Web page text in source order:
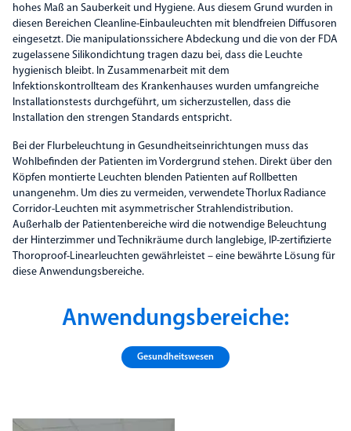
hohes Maß an Sauberkeit und Hygiene. Aus diesem Grund wurden in
diesen Bereichen Cleanline-Einbauleuchten mit blendfreien Diffusoren
eingesetzt. Die manipulationssichere Abdeckung und die von der FDA
zugelassene Silikondichtung tragen dazu bei, dass die Leuchte
hygienisch bleibt. In Zusammenarbeit mit dem
Infektionskontrollteam des Krankenhauses wurden umfangreiche
Installationstests durchgeführt, um sicherzustellen, dass die
Installation den strengen Standards entspricht.
Bei der Flurbeleuchtung in Gesundheitseinrichtungen muss das
Wohlbefinden der Patienten im Vordergrund stehen. Direkt über den
Köpfen montierte Leuchten blenden Patienten auf Rollbetten
unangenehm. Um dies zu vermeiden, verwendete Thorlux Radiance
Corridor-Leuchten mit asymmetrischer Strahlendistribution.
Außerhalb der Patientenbereiche wird die notwendige Beleuchtung
der Hinterzimmer und Technikräume durch langlebige, IP-zertifizierte
Thoroproof-Linearleuchten gewährleistet – eine bewährte Lösung für
diese Anwendungsbereiche.
Anwendungsbereiche:
Gesundheits­wesen